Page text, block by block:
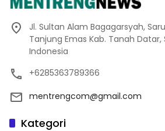
Jl. Sultan Alam Bagagarsyah,
Tanjung Emas Kab. Tanah
Indonesia
+6285363789366
mentrengcom@gmail.com
Kategori